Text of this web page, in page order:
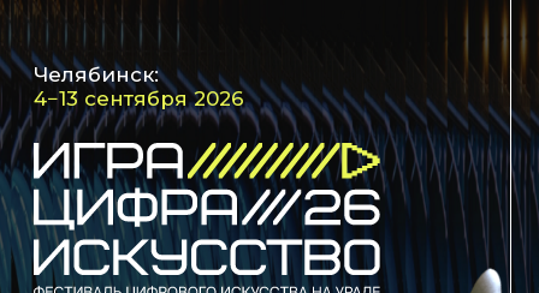
Челябинск:
4−13 сентября 2026